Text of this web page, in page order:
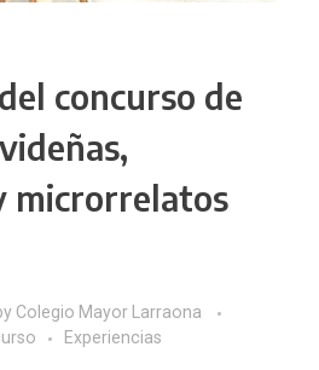
concurso de
microrrelatos
Colegio Mayor Larraona
Experiencias